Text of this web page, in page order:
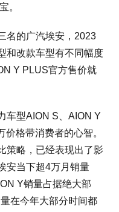
。
名的广汽埃安，2023
和改款车型有不同幅度
Y PLUS官方售价就
车型AION S、AION Y
价格带消费者的心智。
策略，已经表现出了影
安当下超4万月销量
Y销量占据绝大部
在今年大部分时间都